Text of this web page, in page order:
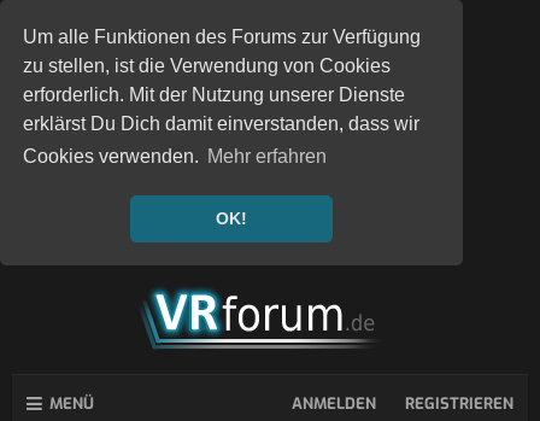
Um alle Funktionen des Forums zur Verfügung
zu stellen, ist die Verwendung von Cookies
erforderlich. Mit der Nutzung unserer Dienste
erklärst Du Dich damit einverstanden, dass wir
Cookies verwenden. Mehr erfahren
OK!
MENÜ ANMELDEN REGISTRIEREN